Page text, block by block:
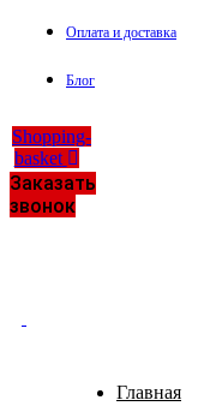
Оплата и доставка
Блог
Shopping-
basket
Заказать
звонок
Главная